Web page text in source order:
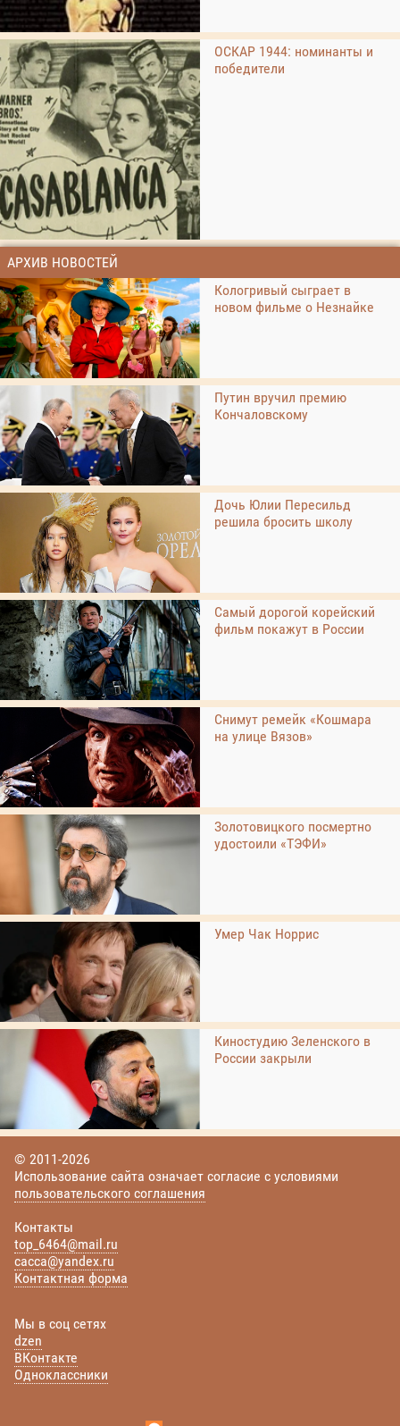
ОСКАР 1944: номинанты и
победители
АРХИВ НОВОСТЕЙ
Кологривый сыграет в
новом фильме о Незнайке
Путин вручил премию
Кончаловскому
Дочь Юлии Пересильд
решила бросить школу
Самый дорогой корейский
фильм покажут в России
Снимут ремейк «Кошмара
на улице Вязов»
Золотовицкого посмертно
удостоили «ТЭФИ»
Умер Чак Норрис
Киностудию Зеленского в
России закрыли
© 2011-2026
Использование сайта означает согласие с условиями
пользовательского соглашения
Контакты
top_6464@mail.ru
cacca@yandex.ru
Контактная форма
Мы в соц сетях
dzen
ВКонтакте
Одноклассники